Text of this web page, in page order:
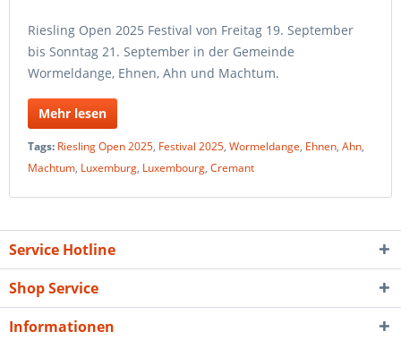
Riesling Open 2025 Festival von Freitag 19. September
bis Sonntag 21. September in der Gemeinde
Wormeldange, Ehnen, Ahn und Machtum.
Mehr lesen
Tags: Riesling Open 2025, Festival 2025, Wormeldange, Ehnen, Ahn,
Machtum, Luxemburg, Luxembourg, Cremant
Service Hotline
Shop Service
Informationen